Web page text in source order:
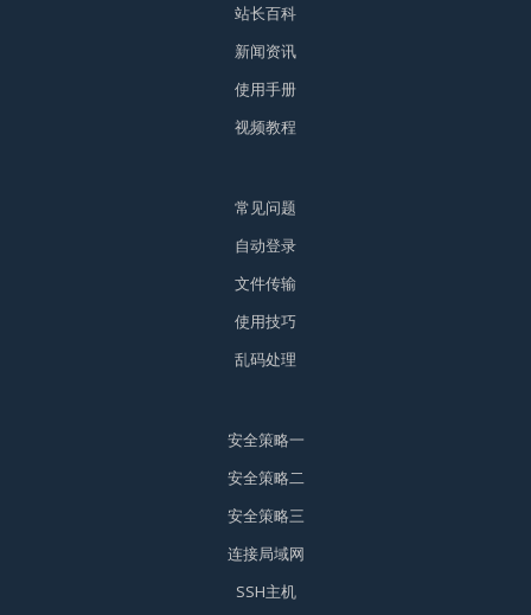
站长百科
新闻资讯
使用手册
视频教程
常见问题
自动登录
文件传输
使用技巧
乱码处理
安全策略一
安全策略二
安全策略三
连接局域网
SSH主机